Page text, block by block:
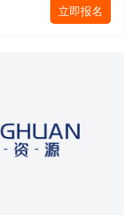
立即报名